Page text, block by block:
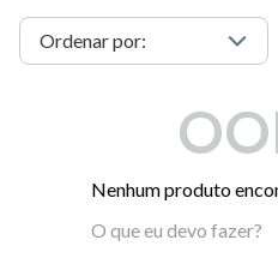
Nenhum produto
O que eu devo fazer?